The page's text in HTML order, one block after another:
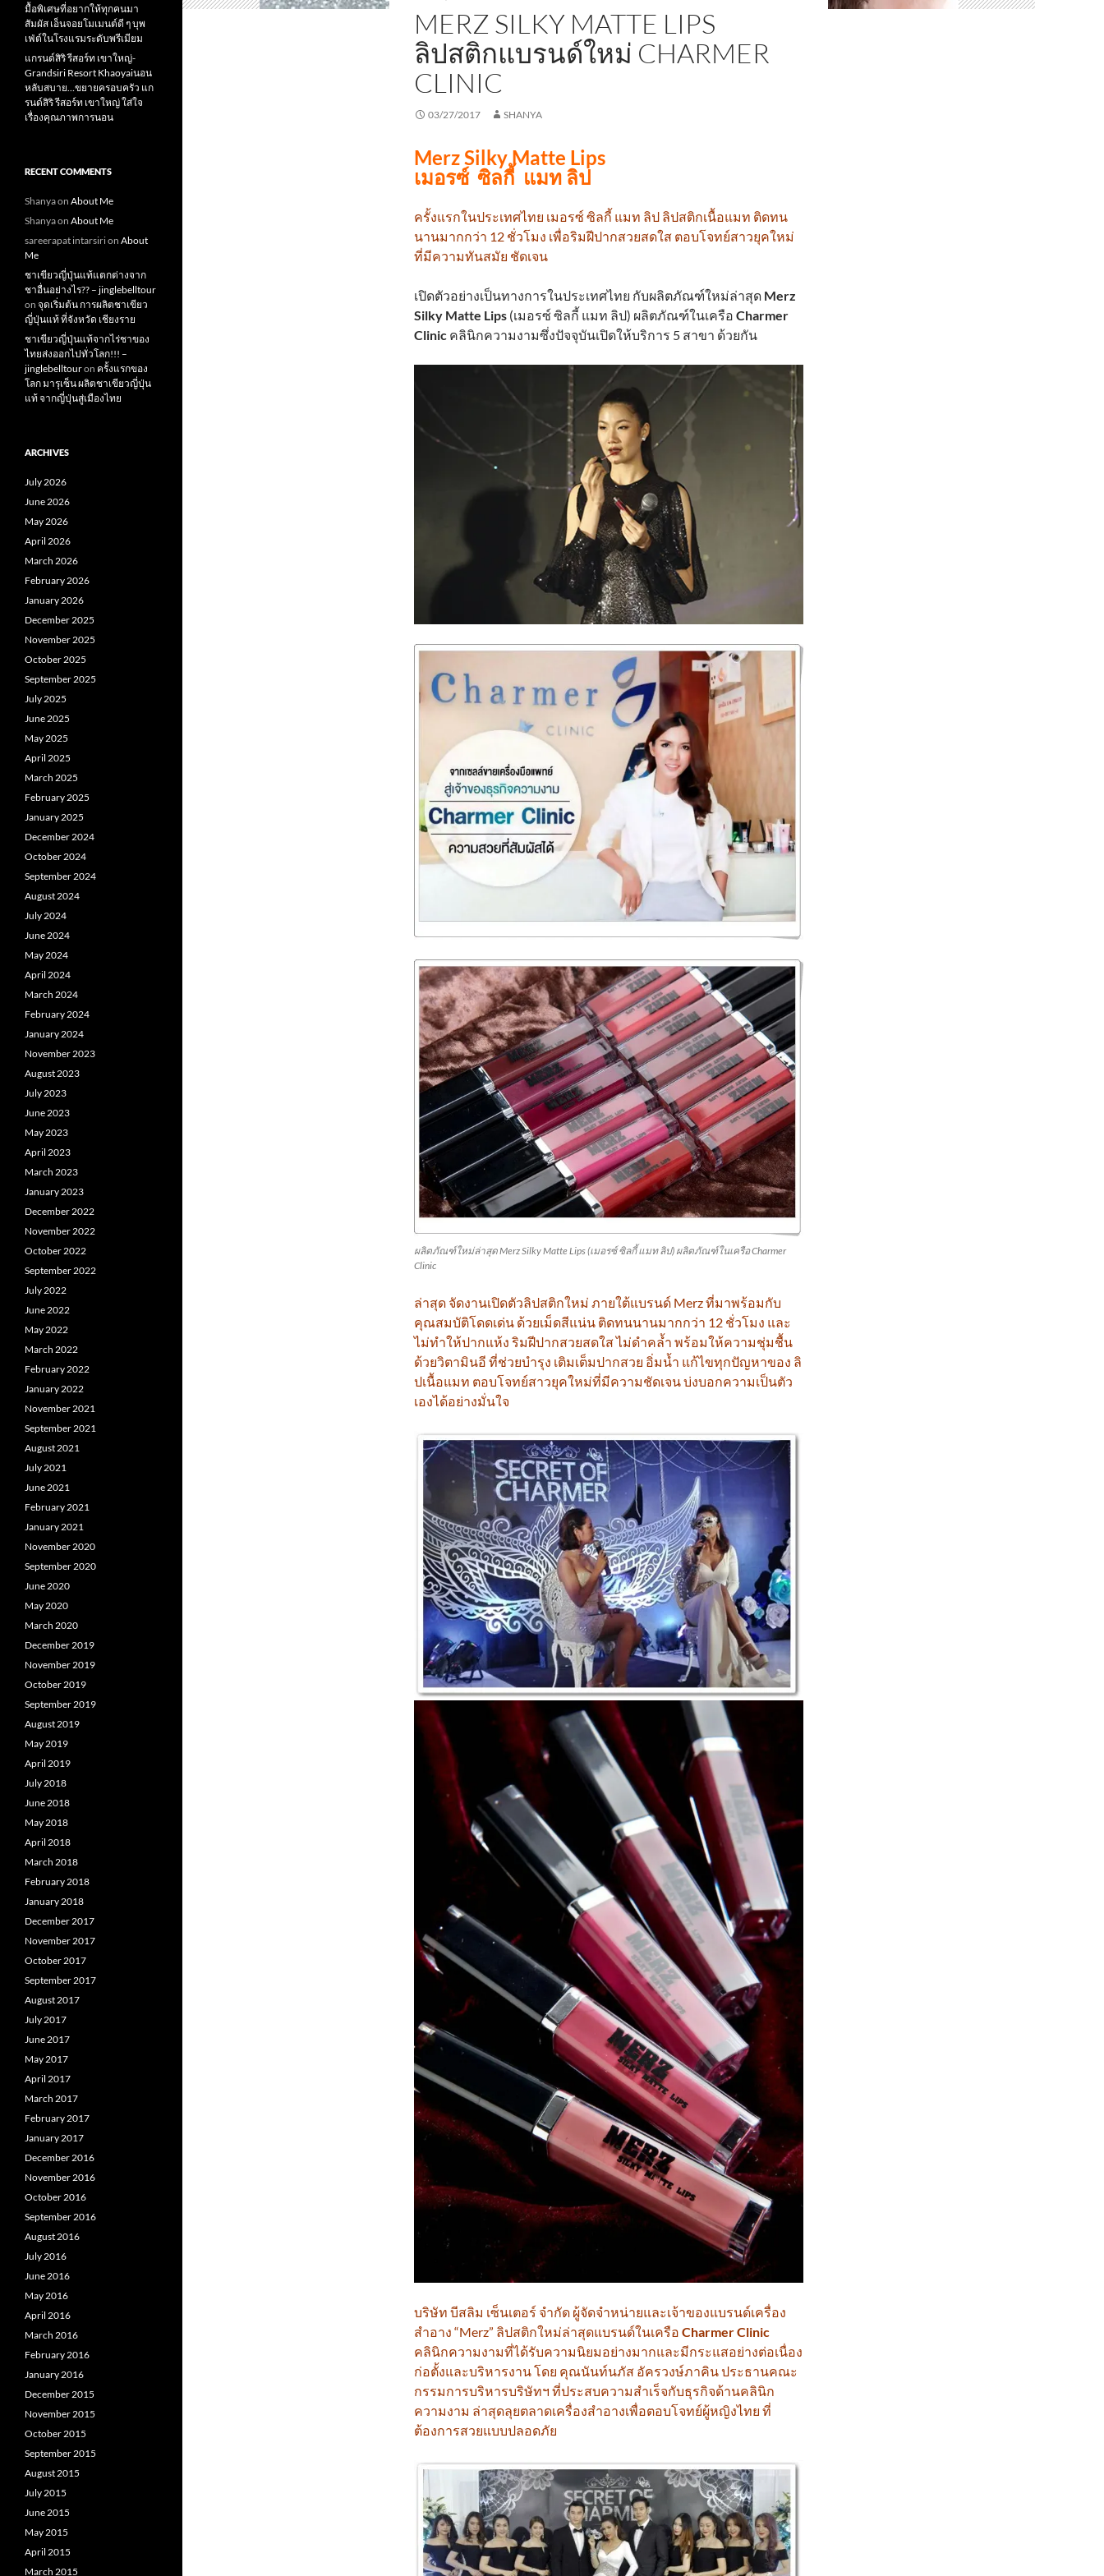
MERZ SILKY MATTE LIPS
ลิปสติกแบรนด์ใหม่ CHARMER
CLINIC
03/27/2017 SHANYA
Merz Silky Matte Lips
เมอรซ์ ซิลกี้ แมท ลิป
ครั้งแรกในประเทศไทย เมอรซ์ ซิลกี้ แมท ลิป ลิปสติกเนื้อแมท ติดทน
นานมากกว่า 12 ชั่วโมง เพื่อริมฝีปากสวยสดใส ตอบโจทย์สาวยุคใหม่
ที่มีความทันสมัย ชัดเจน
เปิดตัวอย่างเป็นทางการในประเทศไทย กับผลิตภัณฑ์ใหม่ล่าสุด Merz
Silky Matte Lips (เมอรซ์ ซิลกี้ แมท ลิป) ผลิตภัณฑ์ในเครือ Charmer
Clinic คลินิกความงามซึ่งปัจจุบันเปิดให้บริการ 5 สาขา ด้วยกัน
ผลิตภัณฑ์ใหม่ล่าสุด Merz Silky Matte Lips (เมอรซ์ ซิลกี้ แมท ลิป) ผลิตภัณฑ์ในเครือ Charmer
Clinic
ล่าสุด จัดงานเปิดตัวลิปสติกใหม่ ภายใต้แบรนด์ Merz ที่มาพร้อมกับ
คุณสมบัติโดดเด่น ด้วยเม็ดสีแน่น ติดทนนานมากกว่า 12 ชั่วโมง และ
ไม่ทำให้ปากแห้ง ริมฝีปากสวยสดใส ไม่ดำคล้ำ พร้อมให้ความชุ่มชื้น
ด้วยวิตามินอี ที่ช่วยบำรุง เติมเต็มปากสวย อิ่มน้ำ แก้ไขทุกปัญหาของ ลิ
ปเนื้อแมท ตอบโจทย์สาวยุคใหม่ที่มีความชัดเจน บ่งบอกความเป็นตัว
เองได้อย่างมั่นใจ
บริษัท บีสลิม เซ็นเตอร์ จำกัด ผู้จัดจำหน่ายและเจ้าของแบรนด์เครื่อง
สำอาง “Merz” ลิปสติกใหม่ล่าสุดแบรนด์ในเครือ Charmer Clinic
คลินิกความงามที่ได้รับความนิยมอย่างมากและมีกระแสอย่างต่อเนื่อง
ก่อตั้งและบริหารงาน โดย คุณนันท์นภัส อัครวงษ์ภาคิน ประธานคณะ
กรรมการบริหารบริษัทฯ ที่ประสบความสำเร็จกับธุรกิจด้านคลินิก
ความงาม ล่าสุดลุยตลาดเครื่องสำอางเพื่อตอบโจทย์ผู้หญิงไทย ที่
ต้องการสวยแบบปลอดภัย
มื้อพิเศษที่อยากให้ทุกคนมา
สัมผัส เอ็นจอยโมเมนต์ดี ๆ บุพ
เฟ่ต์ในโรงแรมระดับพรีเมียม
แกรนด์สิริ​ รีสอร์ท​ เขาใหญ่​-
Grandsiri​ Resort​ Khaoyaiนอน
หลับสบาย…ขยายครอบครัว แก
รนด์สิริ รีสอร์ท เขาใหญ่ ใส่ใจ
เรื่องคุณภาพการนอน
RECENT COMMENTS
Shanyaon About Me
Shanyaon About Me
sareerapat intarsirion About
Me
ชาเขียวญี่ปุ่นแท้แตกต่างจาก
ชาอื่นอย่างไร?? – jinglebelltour
on จุดเริ่มต้น การผลิตชาเขียว
ญี่ปุ่นแท้ ที่จังหวัด เชียงราย
ชาเขียวญี่ปุ่นแท้จากไร่ชาของ
ไทยส่งออกไปทั่วโลก!!! –
jinglebelltouron ครั้งแรกของ
โลก มารุเซ็น ผลิตชาเขียวญี่ปุ่น
แท้ จากญี่ปุ่นสู่เมืองไทย
ARCHIVES
July 2026
June 2026
May 2026
April 2026
March 2026
February 2026
January 2026
December 2025
November 2025
October 2025
September 2025
July 2025
June 2025
May 2025
April 2025
March 2025
February 2025
January 2025
December 2024
October 2024
September 2024
August 2024
July 2024
June 2024
May 2024
April 2024
March 2024
February 2024
January 2024
November 2023
August 2023
July 2023
June 2023
May 2023
April 2023
March 2023
January 2023
December 2022
November 2022
October 2022
September 2022
July 2022
June 2022
May 2022
March 2022
February 2022
January 2022
November 2021
September 2021
August 2021
July 2021
June 2021
February 2021
January 2021
November 2020
September 2020
June 2020
May 2020
March 2020
December 2019
November 2019
October 2019
September 2019
August 2019
May 2019
April 2019
July 2018
June 2018
May 2018
April 2018
March 2018
February 2018
January 2018
December 2017
November 2017
October 2017
September 2017
August 2017
July 2017
June 2017
May 2017
April 2017
March 2017
February 2017
January 2017
December 2016
November 2016
October 2016
September 2016
August 2016
July 2016
June 2016
May 2016
April 2016
March 2016
February 2016
January 2016
December 2015
November 2015
October 2015
September 2015
August 2015
July 2015
June 2015
May 2015
April 2015
March 2015